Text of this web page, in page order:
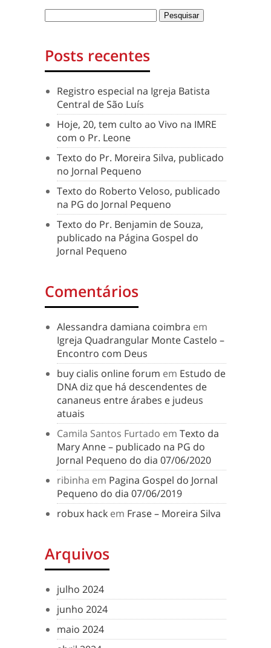
Posts recentes
Registro especial na Igreja Batista
Central de São Luís
Hoje, 20, tem culto ao Vivo na IMRE
com o Pr. Leone
Texto do Pr. Moreira Silva, publicado
no Jornal Pequeno
Texto do Roberto Veloso, publicado
na PG do Jornal Pequeno
Texto do Pr. Benjamin de Souza,
publicado na Página Gospel do
Jornal Pequeno
Comentários
Alessandra damiana coimbra em
Igreja Quadrangular Monte Castelo –
Encontro com Deus
buy cialis online forum em Estudo de
DNA diz que há descendentes de
cananeus entre árabes e judeus
atuais
Camila Santos Furtado em Texto da
Mary Anne – publicado na PG do
Jornal Pequeno do dia 07/06/2020
ribinha em Pagina Gospel do Jornal
Pequeno do dia 07/06/2019
robux hack em Frase – Moreira Silva
Arquivos
julho 2024
junho 2024
maio 2024